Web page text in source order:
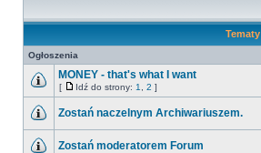
Tematy
Ogłoszenia
MONEY - that's what I want
[ Idź do strony: 1 2 ]
Zostań naczelnym Archiwariuszem.
Zostań moderatorem Forum